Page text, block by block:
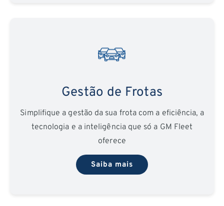
Gestão de Frotas
Simplifique a gestão da sua frota com a eficiência, a
tecnologia e a inteligência que só a GM Fleet
oferece
Saiba mais